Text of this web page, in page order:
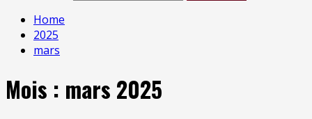
Home
2025
mars
Mois : mars 2025